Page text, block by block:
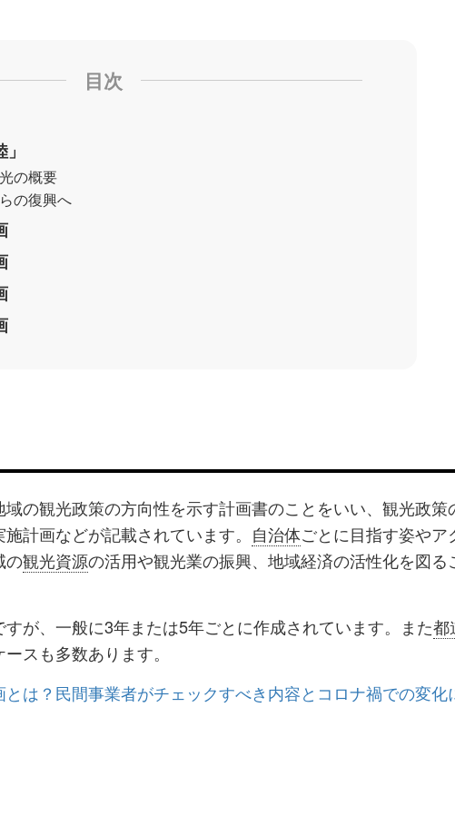
目次
の概要
の復興へ
域の観光政策の方向性を示す計画書のことをいい、観光政策
計画などが記載されています。 自治体ごとに目指す姿やア
の観光資源の活用や観光業の振興、地域経済の活性化を図る
が、一般に3年または5年ごとに作成されています。また都
スも多数あります。
は？民間事業者がチェックすべき内容とコロナ禍での変化